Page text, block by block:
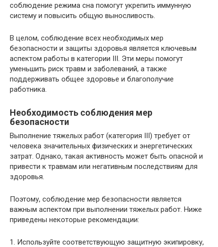
соблюдение режима сна помогут укрепить иммунную
систему и повысить общую выносливость.
В целом, соблюдение всех необходимых мер
безопасности и защиты здоровья является ключевым
аспектом работы в категории III. Эти меры помогут
уменьшить риск травм и заболеваний, а также
поддерживать общее здоровье и благополучие
работника.
Необходимость соблюдения мер
безопасности
Выполнение тяжелых работ (категория III) требует от
человека значительных физических и энергетических
затрат. Однако, такая активность может быть опасной и
привести к травмам или негативным последствиям для
здоровья.
Поэтому, соблюдение мер безопасности является
важным аспектом при выполнении тяжелых работ. Ниже
приведены некоторые рекомендации:
1. Используйте соответствующую защитную экипировку,